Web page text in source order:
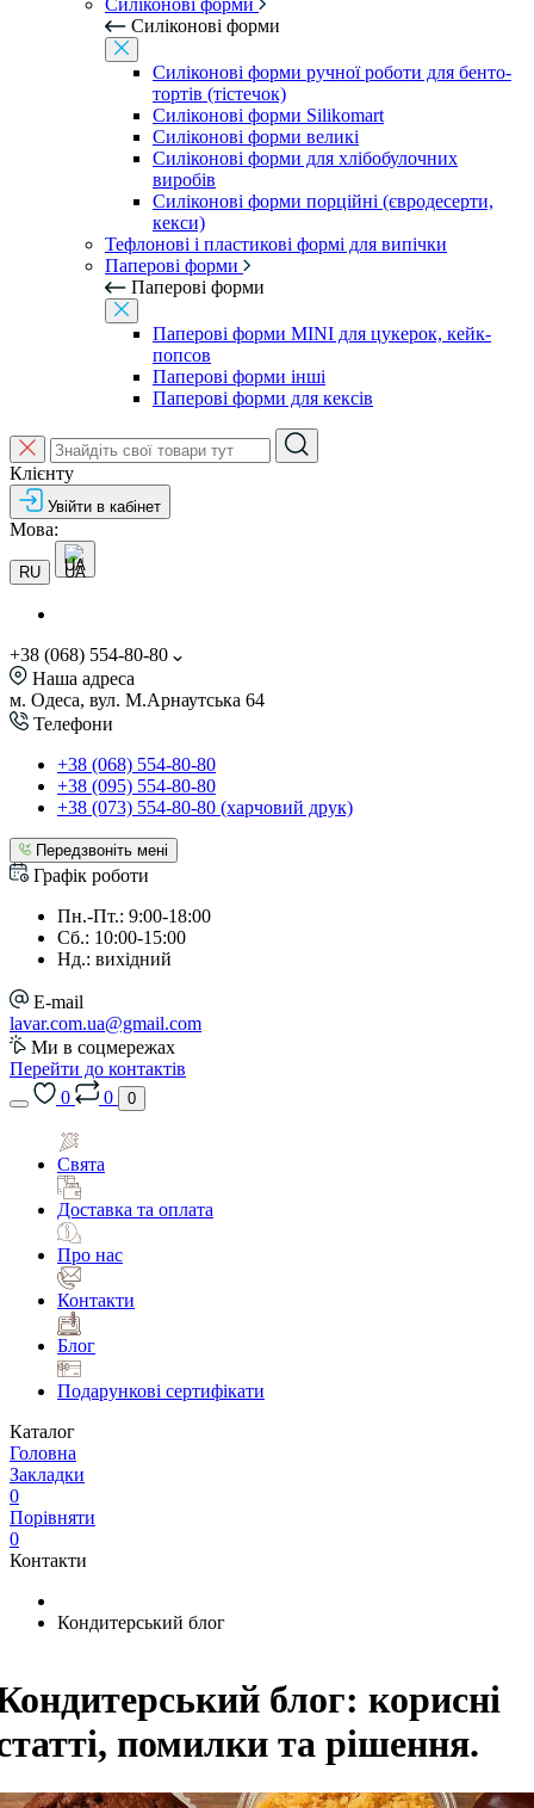
Силіконові форми
Силіконові форми
Силіконові форми ручної роботи для бенто-
тортів (тістечок)
Силіконові форми Silikomart
Силіконові форми великі
Силіконові форми для хлібобулочних
виробів
Силіконові форми порційні (євродесерти,
кекси)
Тефлонові і пластикові формі для випічки
Паперові форми
Паперові форми
Паперові форми MINI для цукерок, кейк-
попсов
Паперові форми інші
Паперові форми для кексів
Клієнту
Увійти в кабінет
Мова:
RU UA
+38 (068) 554-80-80
Наша адреса
м. Одеса, вул. М.Арнаутська 64
Телефони
+38 (068) 554-80-80
+38 (095) 554-80-80
+38 (073) 554-80-80 (харчовий друк)
Передзвоніть мені
Графік роботи
Пн.-Пт.: 9:00-18:00
Сб.: 10:00-15:00
Нд.: вихідний
E-mail
lavar.com.ua@gmail.com
Ми в соцмережах
Перейти до контактів
0
0 0
Свята
Доставка та оплата
Про нас
Контакти
Блог
Подарункові сертифікати
Каталог
Головна
Закладки
0
Порівняти
0
Контакти
Кондитерський блог
блог: корисні
помилки та рішення.